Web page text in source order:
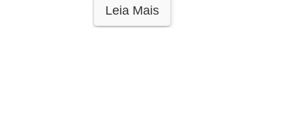
Leia Mais